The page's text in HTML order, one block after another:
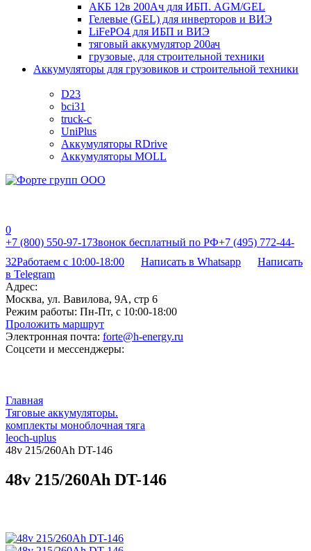
АКБ 12в 200Ач для ИБП. AGM/GEL
Гелевые (GEL) для инверторов и ВИЭ
LiFePO4 для ИБП и ВИЭ
тяговый аккумулятор 200ач
грузовые, для строительной техники
Аккумуляторы для грузовиков и строительной техники
D23
bci31
truck-c
UniPlus
Аккумуляторы RDrive
Аккумуляторы MOLL
0
+7 (800) 550-97-17Звонок бесплатный по РФ+7 (495) 772-44-
32Работаем с 10:00-18:00 Написать в Whatsapp
Написать
в Telegram
Адрес:
Москва, ул. Вавилова, 9А, стр 6
Режим работы: Пн-Пт, с 10:00-18:00
Проложить маршрут
Электронная почта: forte@h-energy.ru
Соцсети и мессенджеры:
Главная
Тяговые аккумуляторы.
комплекты моноблочная тяга
leoch-uplus
48v 215/260Ah DT-146
48v 215/260Ah DT-146